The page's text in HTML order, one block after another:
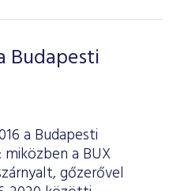
Budapesti
a Budapesti
a BUX
gőzerővel